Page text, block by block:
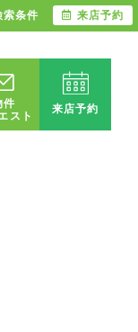
件
スト
来店予約
索条件 来店予約